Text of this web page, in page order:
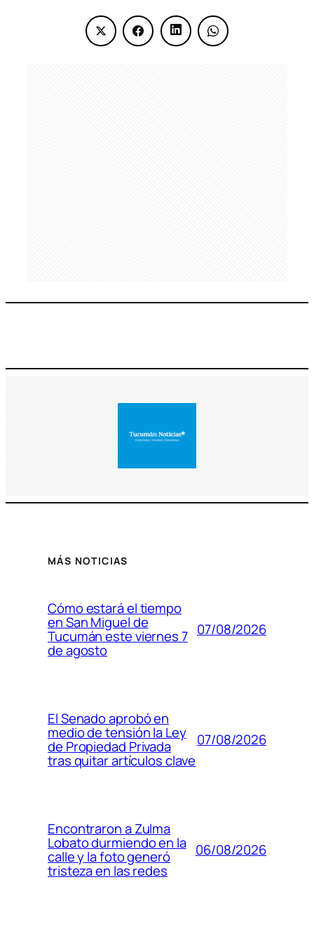
MÁS NOTICIAS
Cómo estará el tiempo
en San Miguel de
Tucumán este viernes 7
de agosto
07/08/2026
El Senado aprobó en
medio de tensión la Ley
de Propiedad Privada
tras quitar artículos clave
07/08/2026
Encontraron a Zulma
Lobato durmiendo en la
calle y la foto generó
tristeza en las redes
06/08/2026